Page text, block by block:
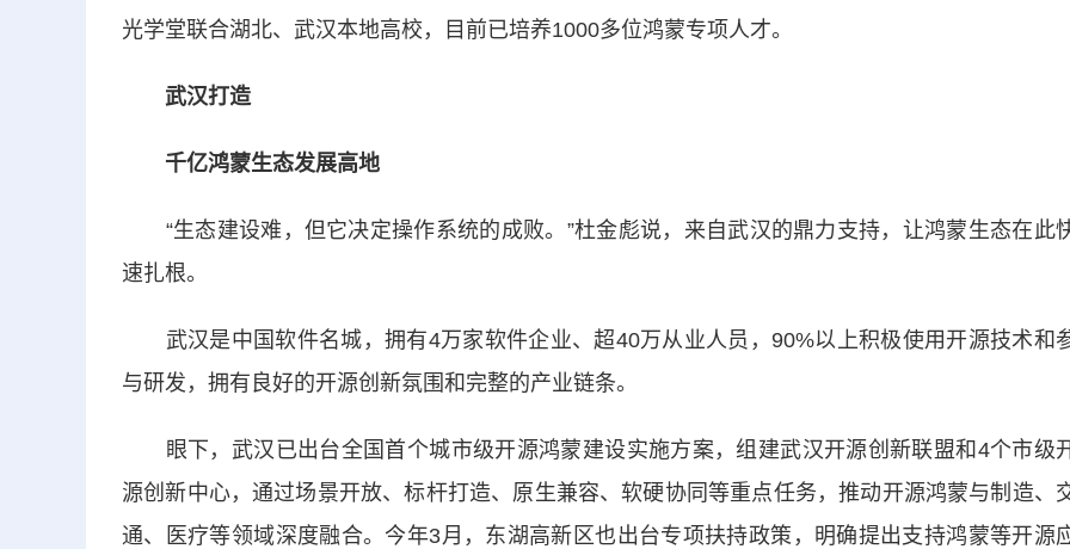
光学堂联合湖北、武汉本地高校，目前已培养1000多位鸿蒙专项人才。
武汉打造
千亿鸿蒙生态发展高地
“生态建设难，但它决定操作系统的成败。”杜金彪说，来自武汉的鼎力支持，让鸿蒙生态在此
速扎根。
武汉是中国软件名城，拥有4万家软件企业、超40万从业人员，90%以上积极使用开源技术和
与研发，拥有良好的开源创新氛围和完整的产业链条。
眼下，武汉已出台全国首个城市级开源鸿蒙建设实施方案，组建武汉开源创新联盟和4个市级
源创新中心，通过场景开放、标杆打造、原生兼容、软硬协同等重点任务，推动开源鸿蒙与制造、
通、医疗等领域深度融合。今年3月，东湖高新区也出台专项扶持政策，明确提出支持鸿蒙等开源